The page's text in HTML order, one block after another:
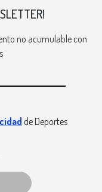
no acumulable con
de Deportes